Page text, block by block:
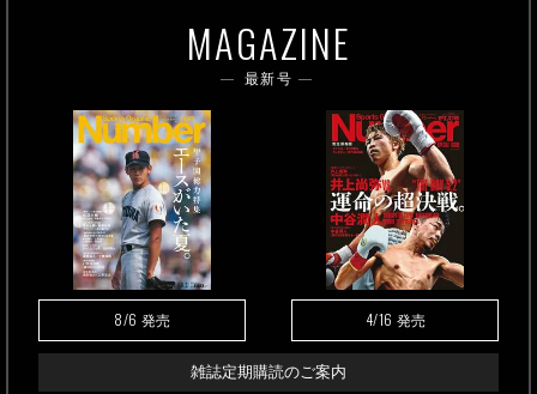
MAGAZINE
最新号
8/6 発売 4/16 発売
雑誌定期購読のご案内